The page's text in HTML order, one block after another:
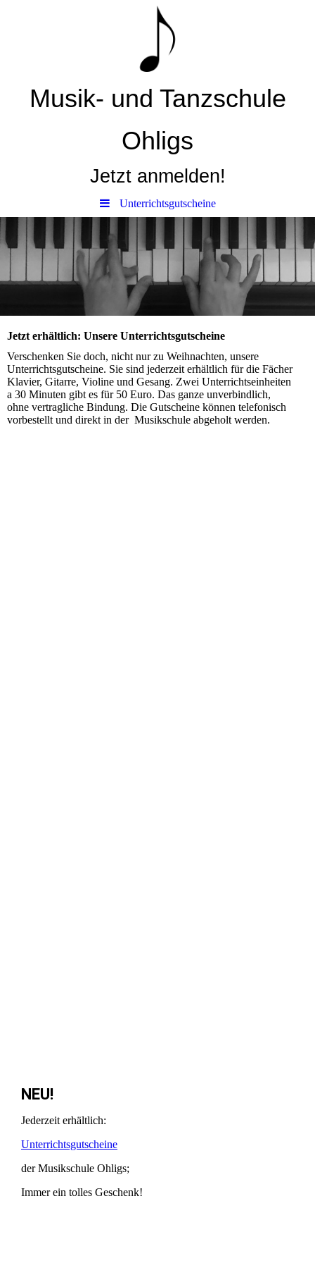
Musik- und Tanzschule
Ohligs
Jetzt anmelden!
Unterrichtsgutscheine
Jetzt erhältlich: Unsere Unterrichtsgutscheine
Verschenken Sie doch, nicht nur zu Weihnachten, unsere
Unterrichtsgutscheine. Sie sind jederzeit erhältlich für die Fächer
Klavier, Gitarre, Violine und Gesang. Zwei Unterrichtseinheiten
a 30 Minuten gibt es für 50 Euro. Das ganze unverbindlich,
ohne vertragliche Bindung. Die Gutscheine können telefonisch
vorbestellt und direkt in der Musikschule abgeholt werden.
NEU!
Jederzeit erhältlich:
Unterrichtsgutscheine
der Musikschule Ohligs;
Immer ein tolles Geschenk!